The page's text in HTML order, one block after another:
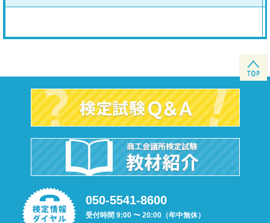
050-5541-8600
受付時間 9:00 〜 20:00（年中無休）